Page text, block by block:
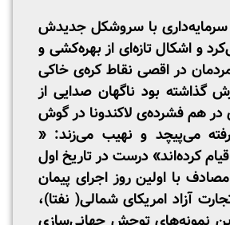
سرمایه‌داری با سروشکل جدیدش
و اشکال تازه‌ای از بهره‌کشی و
در اقصی نقاط کره‌ی خاکی
گذاشته بود ناگهان صدایی از
هم فشرده‌ی لاکندونا در گوش
رفته می‌پیچد و نهیب می‌زند: «
کرده‌اند» درست در تاریخ اول
ژانویه ی 1994 مصادف با اولین روز اجرای پیمان
آزاد امریکای شمالی( نفتا)،